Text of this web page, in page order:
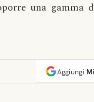
una gamma
Aggiungi